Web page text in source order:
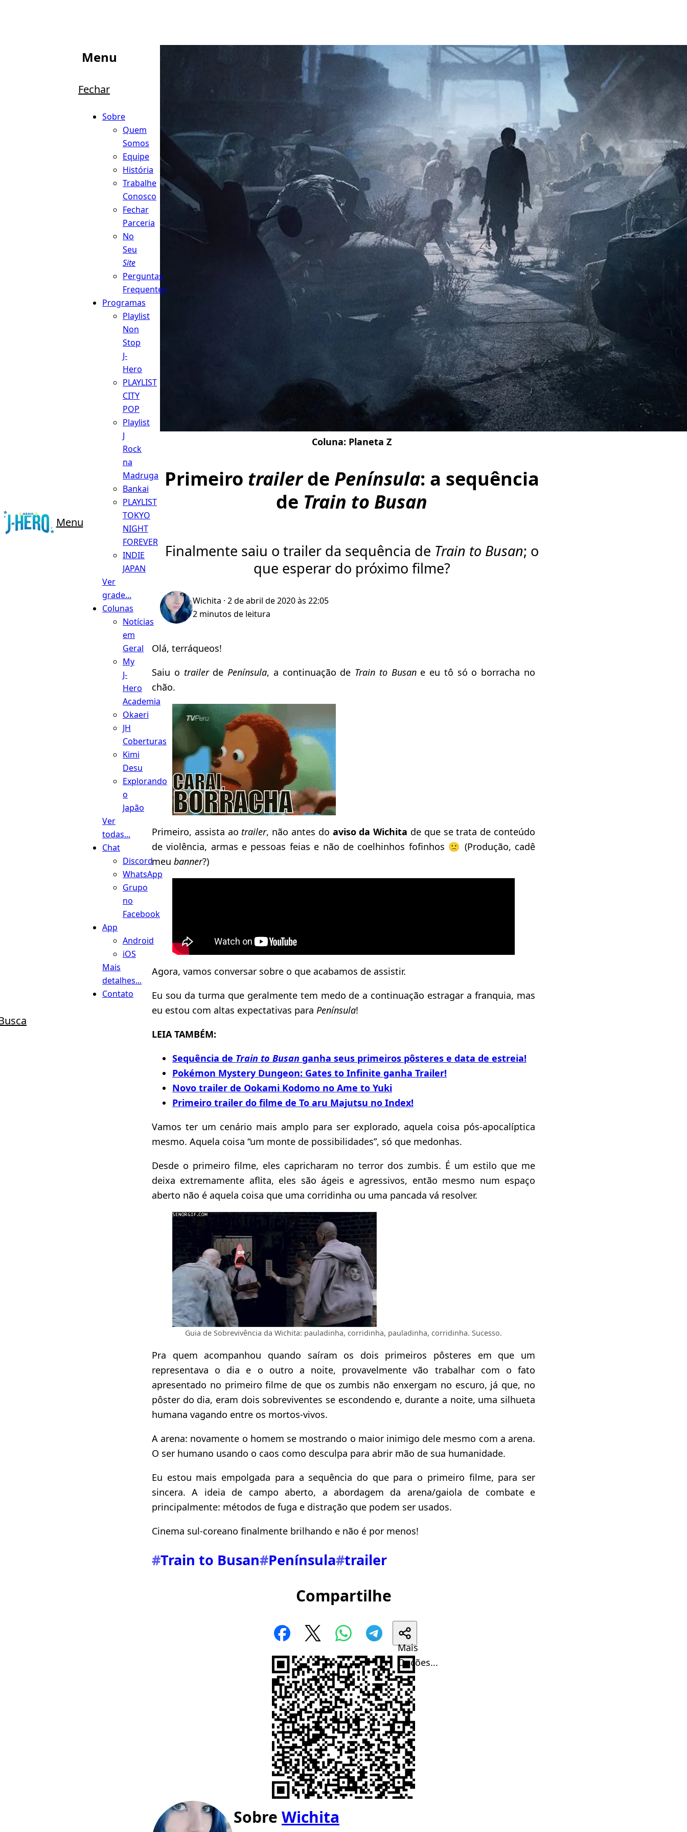
Menu
Menu
Fechar
Sobre
Quem
Somos
Equipe
História
Trabalhe
Conosco
Fechar
Parceria
No
Seu
Site
Perguntas
Frequentes
Programas
Playlist
Non
Stop
J-
Hero
PLAYLIST
CITY
POP
Playlist
J
Rock
na
Madruga
Bankai
PLAYLIST
TOKYO
NIGHT
FOREVER
INDIE
JAPAN
Ver
grade...
Colunas
Notícias
em
Geral
My
J-
Hero
Academia
Okaeri
JH
Coberturas
Kimi
Desu
Explorando
o
Japão
Ver
todas...
Chat
Discord
WhatsApp
Grupo
no
Facebook
App
Android
iOS
Mais
detalhes...
Contato
Coluna: Planeta Z
Primeiro trailerde Península: a sequência
de Train to Busan
Finalmente saiu o trailer da sequência de Train to Busan; o
que esperar do próximo filme?
Wichita · 2 de abril de 2020 às 22:05
2 minutos de leitura
Olá, terráqueos!
Saiu o trailerde Península, a continuação de Train to Busane eu tô só o borracha no
chão.
Primeiro, assista ao trailer, não antes do aviso da Wichita de que se trata de conteúdo
de violência, armas e pessoas feias e não de coelhinhos fofinhos 🙁 (Produção, cadê
meu banner?)
Agora, vamos conversar sobre o que acabamos de assistir.
Eu sou da turma que geralmente tem medo de a continuação estragar a franquia, mas
eu estou com altas expectativas para Península!
LEIA TAMBÉM:
Sequência de Train to Busan ganha seus primeiros pôsteres e data de estreia!
Pokémon Mystery Dungeon: Gates to Infinite ganha Trailer!
Novo trailer de Ookami Kodomo no Ame to Yuki
Primeiro trailer do filme de To aru Majutsu no Index!
Vamos ter um cenário mais amplo para ser explorado, aquela coisa pós-apocalíptica
mesmo. Aquela coisa “um monte de possibilidades”, só que medonhas.
Desde o primeiro filme, eles capricharam no terror dos zumbis. É um estilo que me
deixa extremamente aflita, eles são ágeis e agressivos, então mesmo num espaço
aberto não é aquela coisa que uma corridinha ou uma pancada vá resolver.
Guia de Sobrevivência da Wichita: pauladinha, corridinha, pauladinha, corridinha. Sucesso.
Pra quem acompanhou quando saíram os dois primeiros pôsteres em que um
representava o dia e o outro a noite, provavelmente vão trabalhar com o fato
apresentado no primeiro filme de que os zumbis não enxergam no escuro, já que, no
pôster do dia, eram dois sobreviventes se escondendo e, durante a noite, uma silhueta
humana vagando entre os mortos-vivos.
A arena: novamente o homem se mostrando o maior inimigo dele mesmo com a arena.
O ser humano usando o caos como desculpa para abrir mão de sua humanidade.
Eu estou mais empolgada para a sequência do que para o primeiro filme, para ser
sincera. A ideia de campo aberto, a abordagem da arena/gaiola de combate e
principalmente: métodos de fuga e distração que podem ser usados.
Cinema sul-coreano finalmente brilhando e não é por menos!
#Train to Busan#Península#trailer
Compartilhe
Mais
Opções...
Sobre Wichita